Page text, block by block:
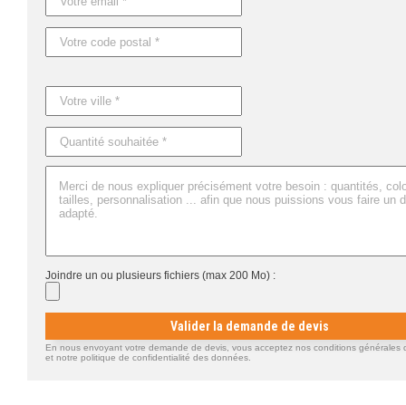
Joindre un ou plusieurs fichiers (max 200 Mo) :
Valider la demande de devis
En nous envoyant votre demande de devis, vous acceptez nos conditions générales
et notre politique de confidentialité des données.